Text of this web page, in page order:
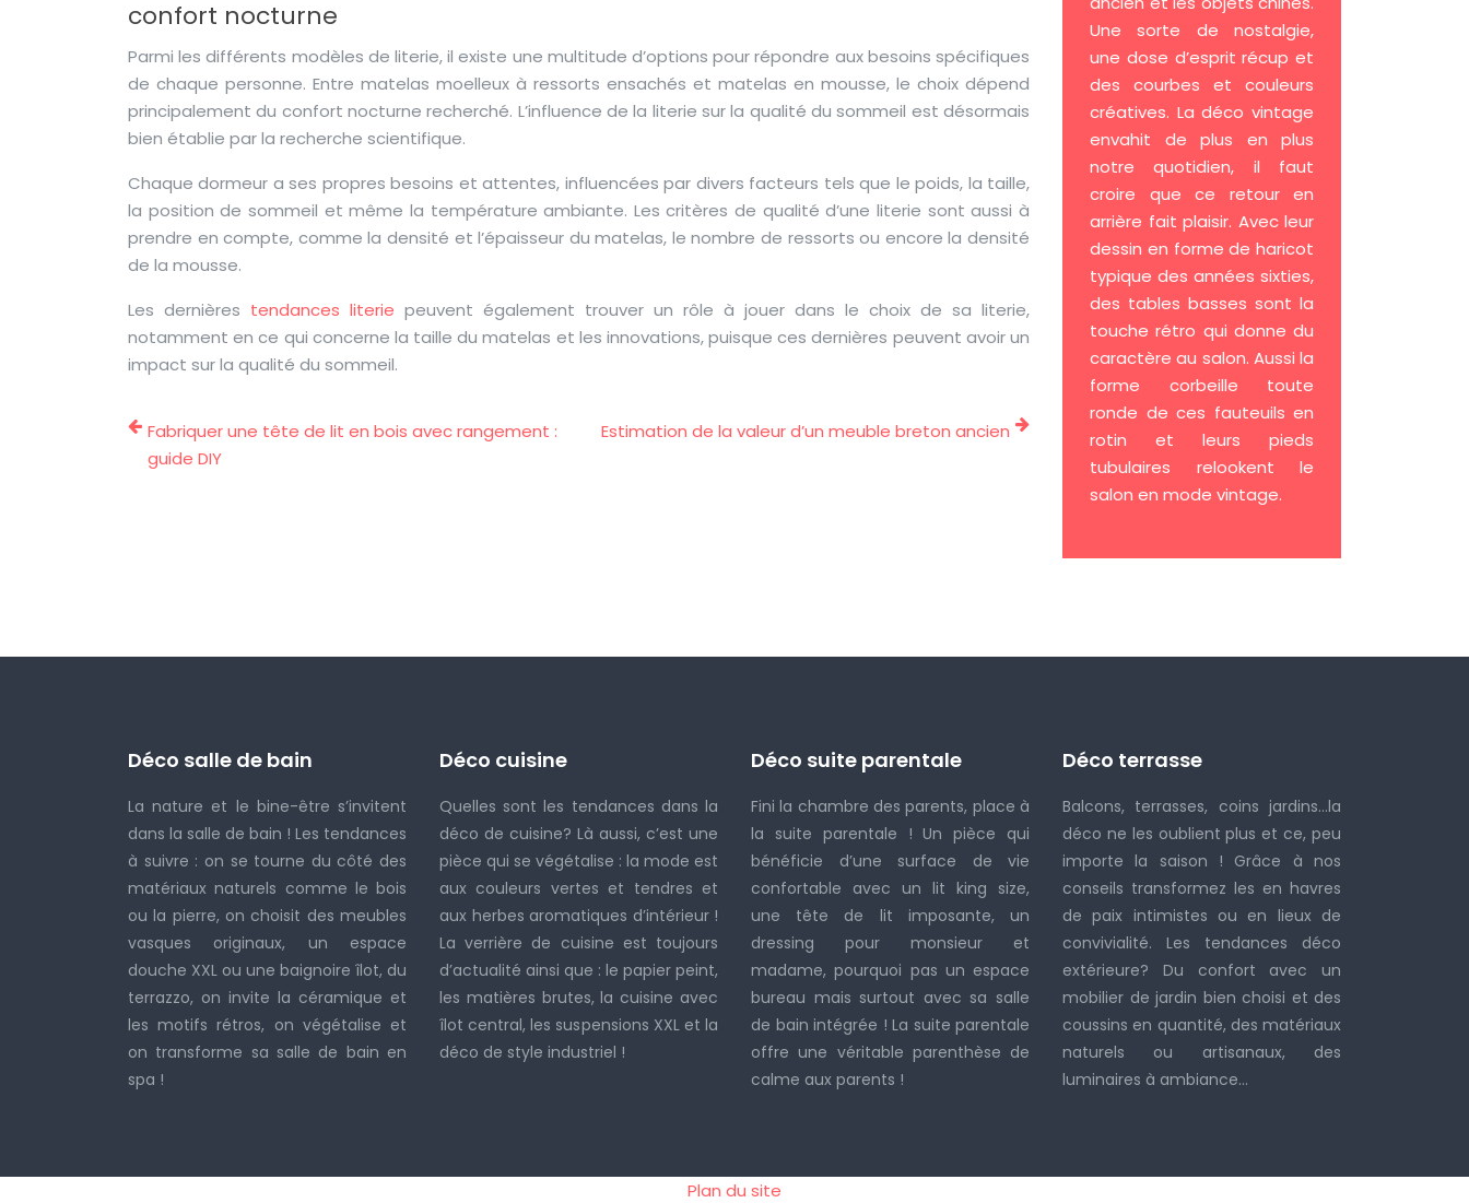
confort nocturne
Parmi les différents modèles de literie, il existe une multitude d’options pour répondre aux besoins spécifiques
de chaque personne. Entre matelas moelleux à ressorts ensachés et matelas en mousse, le choix dépend
principalement du confort nocturne recherché. L’influence de la literie sur la qualité du sommeil est désormais
bien établie par la recherche scientifique.
Chaque dormeur a ses propres besoins et attentes, influencées par divers facteurs tels que le poids, la taille,
la position de sommeil et même la température ambiante. Les critères de qualité d’une literie sont aussi à
prendre en compte, comme la densité et l’épaisseur du matelas, le nombre de ressorts ou encore la densité
de la mousse.
Les dernières tendances literie peuvent également trouver un rôle à jouer dans le choix de sa literie,
notamment en ce qui concerne la taille du matelas et les innovations, puisque ces dernières peuvent avoir un
impact sur la qualité du sommeil.
Fabriquer une tête de lit en bois avec rangement :
guide DIY
Estimation de la valeur d’un meuble breton ancien
Une sorte de nostalgie,
une dose d’esprit récup et
des courbes et couleurs
créatives. La déco vintage
envahit de plus en plus
notre quotidien, il faut
croire que ce retour en
arrière fait plaisir. Avec leur
dessin en forme de haricot
typique des années sixties,
des tables basses sont la
touche rétro qui donne du
caractère au salon. Aussi la
forme corbeille toute
ronde de ces fauteuils en
rotin et leurs pieds
tubulaires relookent le
salon en mode vintage.
Déco salle de bain
La nature et le bine-être s’invitent
dans la salle de bain ! Les tendances
à suivre : on se tourne du côté des
matériaux naturels comme le bois
ou la pierre, on choisit des meubles
vasques originaux, un espace
douche XXL ou une baignoire îlot, du
terrazzo, on invite la céramique et
les motifs rétros, on végétalise et
on transforme sa salle de bain en
spa !
Déco cuisine
Quelles sont les tendances dans la
déco de cuisine? Là aussi, c’est une
pièce qui se végétalise : la mode est
aux couleurs vertes et tendres et
aux herbes aromatiques d’intérieur !
La verrière de cuisine est toujours
d’actualité ainsi que : le papier peint,
les matières brutes, la cuisine avec
îlot central, les suspensions XXL et la
déco de style industriel !
Déco suite parentale
Fini la chambre des parents, place à
la suite parentale ! Un pièce qui
bénéficie d’une surface de vie
confortable avec un lit king size,
une tête de lit imposante, un
dressing pour monsieur et
madame, pourquoi pas un espace
bureau mais surtout avec sa salle
de bain intégrée ! La suite parentale
offre une véritable parenthèse de
calme aux parents !
Déco terrasse
Balcons, terrasses, coins jardins…la
déco ne les oublient plus et ce, peu
importe la saison ! Grâce à nos
conseils transformez les en havres
de paix intimistes ou en lieux de
convivialité. Les tendances déco
extérieure? Du confort avec un
mobilier de jardin bien choisi et des
coussins en quantité, des matériaux
naturels ou artisanaux, des
luminaires à ambiance…
Plan du site